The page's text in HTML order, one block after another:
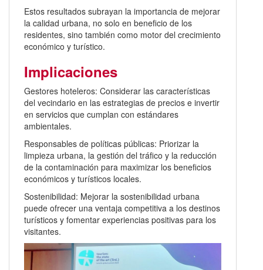
Estos resultados subrayan la importancia de mejorar
la calidad urbana, no solo en beneficio de los
residentes, sino también como motor del crecimiento
económico y turístico.
Implicaciones
Gestores hoteleros: Considerar las características
del vecindario en las estrategias de precios e invertir
en servicios que cumplan con estándares
ambientales.
Responsables de políticas públicas: Priorizar la
limpieza urbana, la gestión del tráfico y la reducción
de la contaminación para maximizar los beneficios
económicos y turísticos locales.
Sostenibilidad: Mejorar la sostenibilidad urbana
puede ofrecer una ventaja competitiva a los destinos
turísticos y fomentar experiencias positivas para los
visitantes.